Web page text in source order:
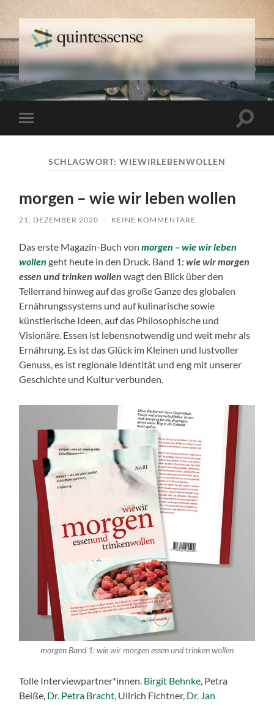
quintessense
Mobile-
Menü
SCHLAGWORT: WIEWIRLEBENWOLLEN
morgen – wie wir leben wollen
21. DEZEMBER 2020 / KEINE KOMMENTARE
Das erste Magazin-Buch vonmorgen – wie wir leben
wollen geht heute in den Druck. Band 1:wie wir morgen
essen und trinken wollen wagt den Blick über den
Tellerrand hinweg auf das große Ganze des globalen
Ernährungssystems und auf kulinarische sowie
künstlerische Ideen, auf das Philosophische und
Visionäre. Essen ist lebensnotwendig und weit mehr als
Ernährung. Es ist das Glück im Kleinen und lustvoller
Genuss, es ist regionale Identität und eng mit unserer
Geschichte und Kultur verbunden.
morgen Band 1: wie wir morgen essen und trinken wollen
Tolle Interviewpartner*innen. Birgit Behnke, Petra
Beiße, Dr. Petra Bracht, Ullrich Fichtner, Dr. Jan